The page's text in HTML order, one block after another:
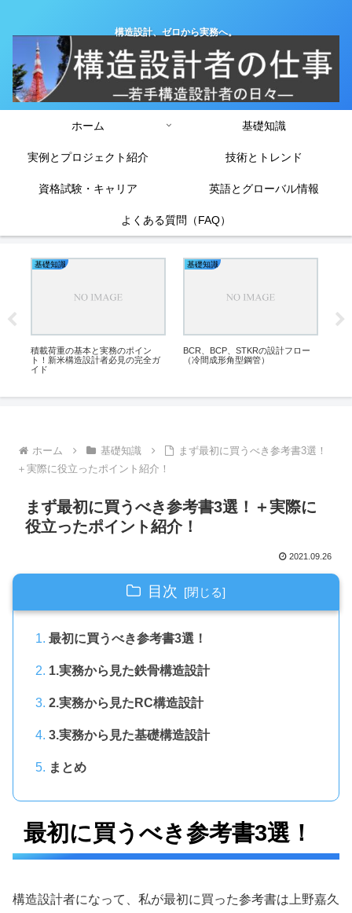
構造設計、ゼロから実務へ。
ホーム 基礎知識
実例とプロジェクト紹介 技術とトレンド
資格試験・キャリア 英語とグローバル情報
よくある質問（FAQ）
基礎知識
積載荷重の基本と実務のポイン
ト！新米構造設計者必見の完全ガ
イド
基礎知識
BCR、BCP、STKRの設計フロー
（冷間成形角型鋼管）
ホーム 基礎知識
まず最初に買うべき参考書3選！
＋実際に役立ったポイント紹介！
まず最初に買うべき参考書3選！＋実際に
役立ったポイント紹介！
2021.09.26
目次
最初に買うべき参考書3選！
1.実務から見た鉄骨構造設計
2.実務から見たRC構造設計
3.実務から見た基礎構造設計
まとめ
最初に買うべき参考書3選！
構造設計者になって、私が最初に買った参考書は上野嘉久